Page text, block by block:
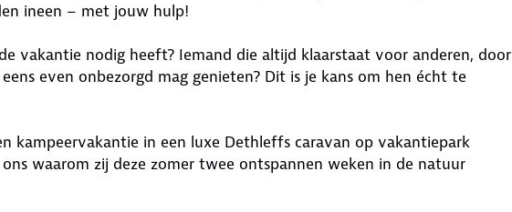
ineen – met jouw hulp!
vakantie nodig heeft? Iemand die altijd klaarstaat voor anderen, door
even onbezorgd mag genieten? Dit is je kans om hen écht te
kampeervakantie in een luxe Dethleffs caravan op vakantiepark
waarom zij deze zomer twee ontspannen weken in de natuur